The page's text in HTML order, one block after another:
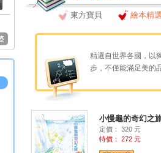
東方寶貝 繪本精
精選自世界各國，以
步，不僅能滿足美的
小慢龜的奇幻之
定價： 320 元
特價： 272 元